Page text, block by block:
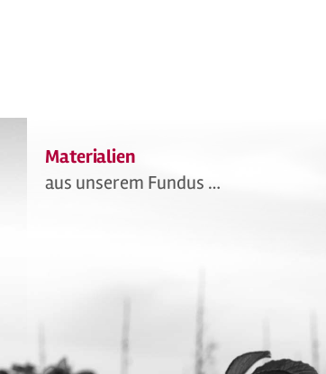
Materialien
aus unserem Fundus …